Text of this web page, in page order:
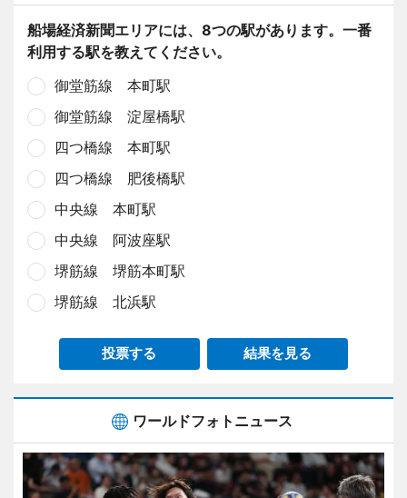
船場経済新聞エリアには、8つの駅があります。一番
利用する駅を教えてください。
御堂筋線 本町駅
御堂筋線 淀屋橋駅
四つ橋線 本町駅
四つ橋線 肥後橋駅
中央線 本町駅
中央線 阿波座駅
堺筋線 堺筋本町駅
堺筋線 北浜駅
投票する 結果を見る
ワールドフォトニュース